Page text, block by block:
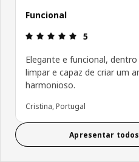
Funcional
Avaliações: 5
5
Elegante e funcional,
limpar e capaz de criar um
harmonioso.
Cristina, Portugal
Apresentar